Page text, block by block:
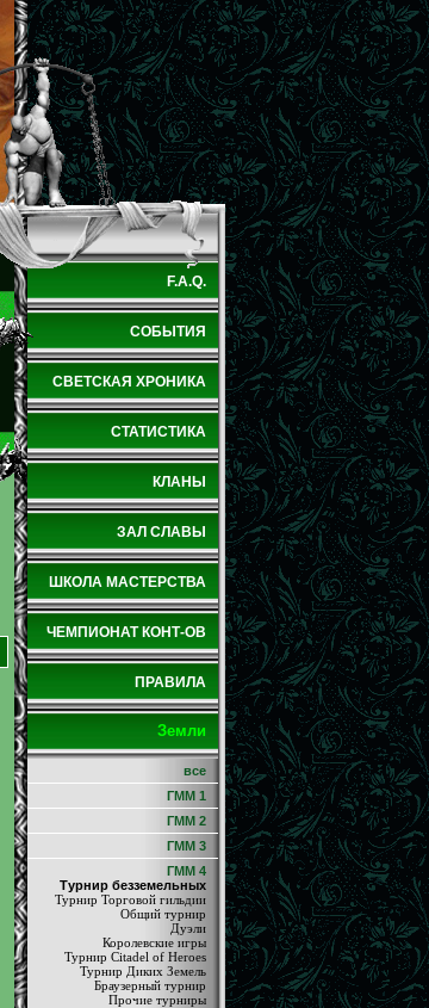
F.A.Q.
СОБЫТИЯ
СВЕТСКАЯ ХРОНИКА
СТАТИСТИКА
КЛАНЫ
ЗАЛ СЛАВЫ
ШКОЛА МАСТЕРСТВА
ЧЕМПИОНАТ КОНТ-ОВ
ПРАВИЛА
Земли
все
ГММ 1
ГММ 2
ГММ 3
ГММ 4
Турнир безземельных
Турнир Торговой гильдии
Общий турнир
Дуэли
Королевские игры
Турнир Citadel of Heroes
Турнир Диких Земель
Браузерный турнир
Прочие турниры